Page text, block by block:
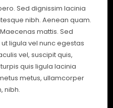
Sed dignissim lacinia
nibh. Aenean quam.
mattis. Sed
ligula vel nunc egestas
vel, suscipit quis,
quis ligula lacinia
metus, ullamcorper
nibh.